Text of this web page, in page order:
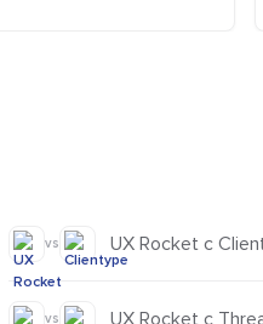
vs UX Rocket с
vs